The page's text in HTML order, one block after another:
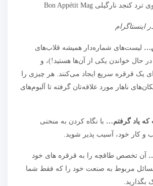
لیست‌های شماره‌دار همیشه قلاب‌های
حال خواندن یکی از آن‌ها هستید!)، و
یک قرقره سریع ایجاد می‌کنند. هر چیزی را
ناهار مورد علاقه‌تان گرفته تا آلبوم‌های
با نگاه کردن به منحنی
کار خود، آسیب پذیر شوید.
آن تخصص طاقچه را به قرقره های خود
مسائل مربوط به صنعت خود را که فقط شما
بگذارید.